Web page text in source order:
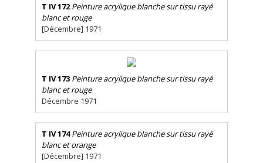
T IV 172 Peinture acrylique blanche sur tissu rayé
blanc et rouge
[Décembre] 1971
T IV 173 Peinture acrylique blanche sur tissu rayé
blanc et rouge
Décembre 1971
T IV 174 Peinture acrylique blanche sur tissu rayé
blanc et orange
[Décembre] 1971